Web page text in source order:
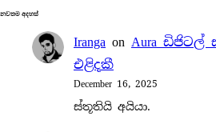
නවතම අදහස්
Iranga on Aura ඩිජිටල්
එළිදකී
December 16, 2025
ස්තූතියි අයියා.